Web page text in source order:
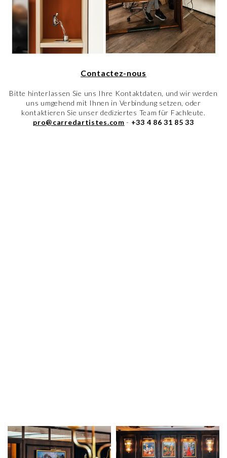
Contactez-nous
Bitte hinterlassen Sie uns Ihre Kontaktdaten, und wir werden
uns umgehend mit Ihnen in Verbindung setzen, oder
kontaktieren Sie unser dediziertes Team für Fachleute.
pro@carredartistes.com - +33 4 86 31 85 33